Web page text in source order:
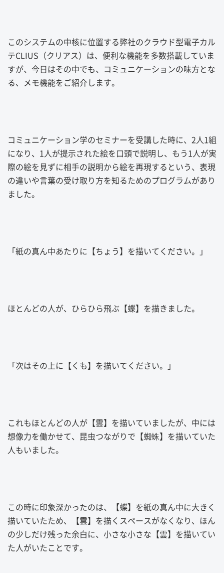
このシステムの中核に位置する弊社のクラウド型電子カル
テCLIUS（クリアス）は、便利な機能を多数搭載していま
すが、今日はその中でも、コミュニケーションの味方とな
る、メモ機能をご紹介します。
コミュニケーション学のセミナーを受講した時に、2人1組
になり、1人が提示された絵を口頭で説明し、もう1人が実
際の絵を見ずに相手の説明から絵を再現するという、表現
の違いや言葉の受け取り方を知るためのプログラムがあり
ました。
「紙の真ん中あたりに【ちょう】を描いてください。」
ほとんどの人が、ひらひら飛ぶ【蝶】を描きました。
「次はその上に【くも】を描いてください。」
これもほとんどの人が【雲】を描いていましたが、中には
想像力を働かせて、昆虫つながりで【蜘蛛】を描いていた
人もいました。
この時に印象深かったのは、【蝶】を紙の真ん中に大きく
描いていたため、【雲】を描くスペースがなくなり、ほん
の少しだけ残った余白に、小さな小さな【雲】を描いてい
た人がいたことです。